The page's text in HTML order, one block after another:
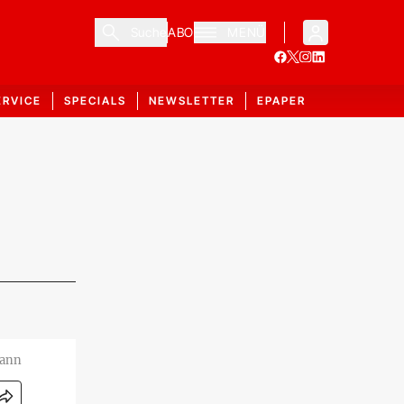
ABO
SPECIALS NEWSLETTER EPAPER